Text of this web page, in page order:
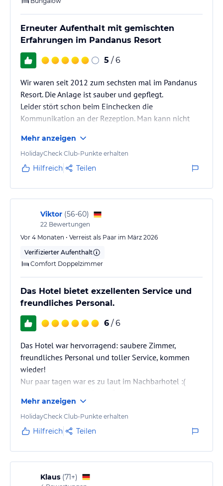
Erneuter Aufenthalt mit gemischten
Erfahrungen im Pandanus Resort
5 / 6
Wir waren seit 2012 zum sechsten mal im Pandanus
Resort. Die Anlage ist sauber und gepflegt.
Leider stört schon beim Einchecken die
Kommunikation an der Rezeption. Man kann nicht
andere Sprachen gesprochen werden, so wie es in
der Hotelbeschreibung steht.
Wir haben wie immer Bungalow und AI gebucht.
Wunschbungalow erhalten. Seit dem neuen Manager
gibt es hier aber wohl leider keinen Spielraum mehr.
Dieses mal waren zu…
Mehr anzeigen
HolidayCheck Club-Punkte erhalten
Hilfreich Teilen
Viktor (56-60)
22 Bewertungen
Vor 4 Monaten • Verreist als Paar im März 2026
Verifizierter Aufenthalt
Comfort Doppelzimmer
Das Hotel bietet exzellenten Service und
freundliches Personal.
6 / 6
Das Hotel war hervorragend: saubere Zimmer,
freundliches Personal und toller Service, kommen
wieder!
Nur paar tagen war es zu laut im Nachbarhotel :(
Mehr anzeigen
HolidayCheck Club-Punkte erhalten
Hilfreich Teilen
Klaus (71+)